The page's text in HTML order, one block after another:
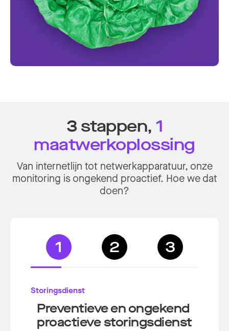
3 stappen, 1
maatwerkoplossing
Van internetlijn tot netwerkapparatuur, onze
monitoring is ongekend proactief. Hoe we dat
doen?
1 2 3
Storingsdienst
Preventieve en ongekend
proactieve storingsdienst